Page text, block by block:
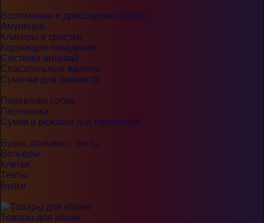
Воспитание и дрессировка собак
Амуниция
Кликеры и свистки
Коррекция поведения
Системы антилай
Спасательные жилеты
Сумочки для лакомств
Перевозка собак
Переноска
Сумки и рюкзаки для переноски
Будки, вольеры, тенты
Вольеры
Клетки
Тенты
Будки
Товары для кошек